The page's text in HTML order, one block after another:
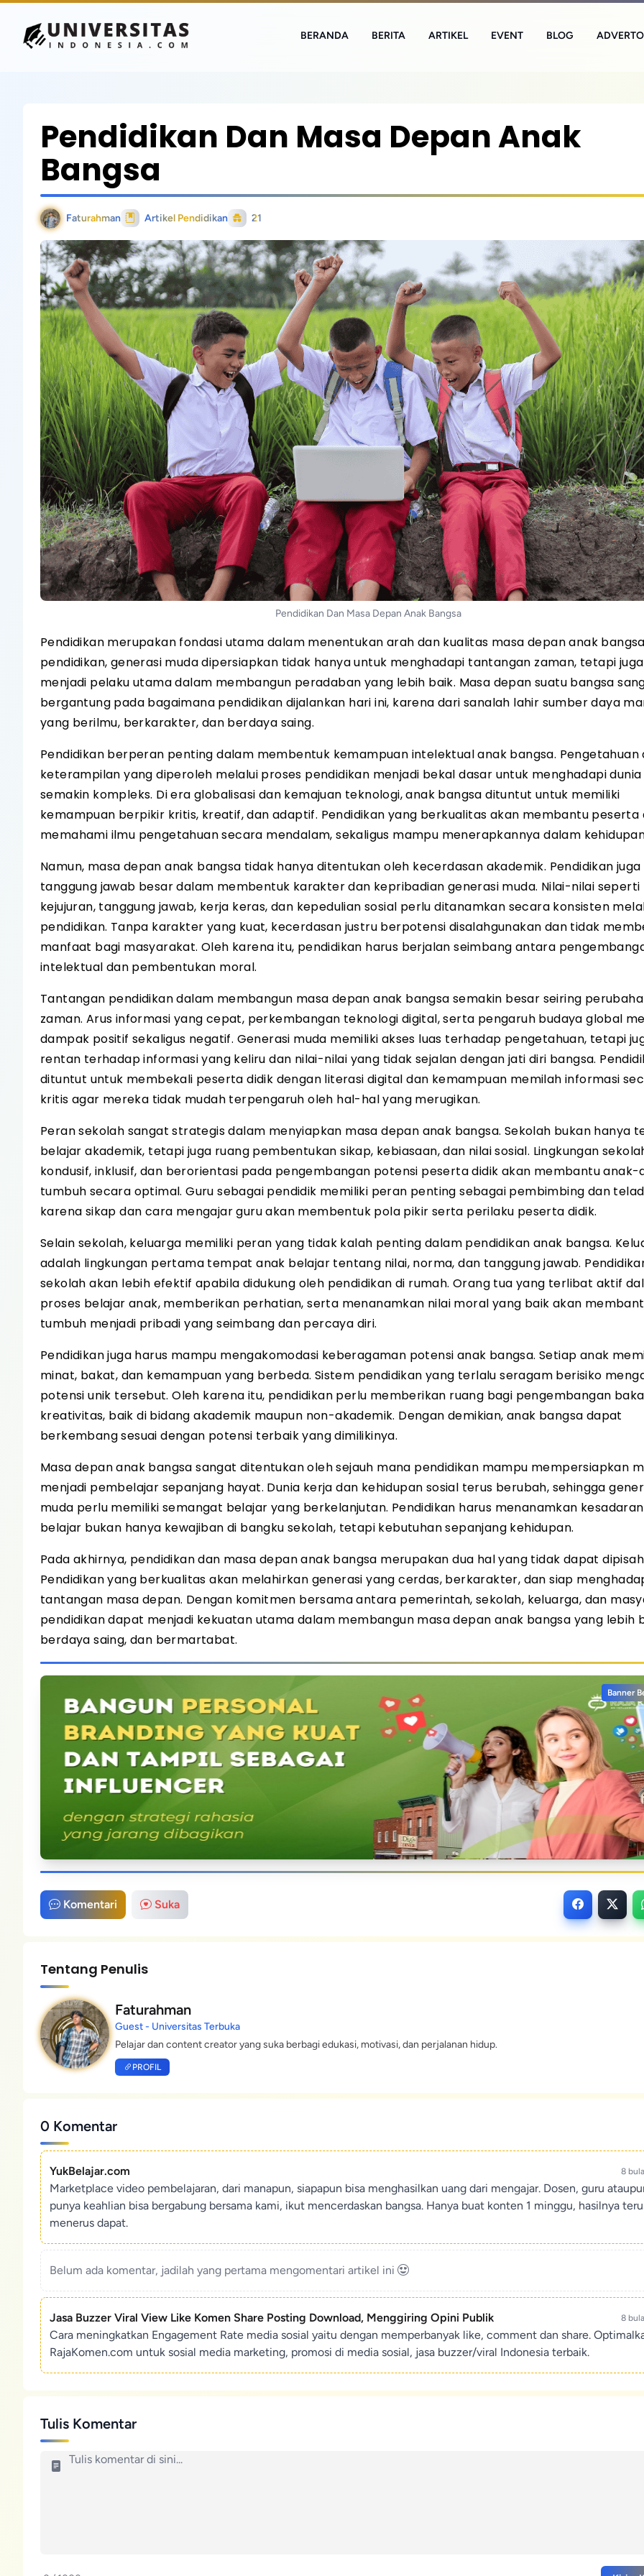
BERANDA BERITA ARTIKEL EVENT BLOG
Pendidikan Dan Masa Depan Anak
Bangsa
Faturahman Artikel Pendidikan 21
Pendidikan Dan Masa Depan Anak Bangsa
Pendidikan merupakan fondasi utama dalam menentukan arah dan kualitas masa depan anak
pendidikan, generasi muda dipersiapkan tidak hanya untuk menghadapi tantangan zaman, tetapi
menjadi pelaku utama dalam membangun peradaban yang lebih baik. Masa depan suatu bangsa
bergantung pada bagaimana pendidikan dijalankan hari ini, karena dari sanalah lahir sumber daya
yang berilmu, berkarakter, dan berdaya saing.
Pendidikan berperan penting dalam membentuk kemampuan intelektual anak bangsa. Pengetahuan
keterampilan yang diperoleh melalui proses pendidikan menjadi bekal dasar untuk menghadapi
semakin kompleks. Di era globalisasi dan kemajuan teknologi, anak bangsa dituntut untuk memiliki
kemampuan berpikir kritis, kreatif, dan adaptif. Pendidikan yang berkualitas akan membantu peserta
memahami ilmu pengetahuan secara mendalam, sekaligus mampu menerapkannya dalam
Namun, masa depan anak bangsa tidak hanya ditentukan oleh kecerdasan akademik. Pendidikan
tanggung jawab besar dalam membentuk karakter dan kepribadian generasi muda. Nilai-nilai seperti
kejujuran, tanggung jawab, kerja keras, dan kepedulian sosial perlu ditanamkan secara konsisten
pendidikan. Tanpa karakter yang kuat, kecerdasan justru berpotensi disalahgunakan dan tidak
manfaat bagi masyarakat. Oleh karena itu, pendidikan harus berjalan seimbang antara
intelektual dan pembentukan moral.
Tantangan pendidikan dalam membangun masa depan anak bangsa semakin besar seiring
zaman. Arus informasi yang cepat, perkembangan teknologi digital, serta pengaruh budaya global
dampak positif sekaligus negatif. Generasi muda memiliki akses luas terhadap pengetahuan, tetapi
rentan terhadap informasi yang keliru dan nilai-nilai yang tidak sejalan dengan jati diri bangsa.
dituntut untuk membekali peserta didik dengan literasi digital dan kemampuan memilah informasi
kritis agar mereka tidak mudah terpengaruh oleh hal-hal yang merugikan.
Peran sekolah sangat strategis dalam menyiapkan masa depan anak bangsa. Sekolah bukan hanya
belajar akademik, tetapi juga ruang pembentukan sikap, kebiasaan, dan nilai sosial. Lingkungan
kondusif, inklusif, dan berorientasi pada pengembangan potensi peserta didik akan membantu anak-
tumbuh secara optimal. Guru sebagai pendidik memiliki peran penting sebagai pembimbing dan
karena sikap dan cara mengajar guru akan membentuk pola pikir serta perilaku peserta didik.
Selain sekolah, keluarga memiliki peran yang tidak kalah penting dalam pendidikan anak bangsa.
adalah lingkungan pertama tempat anak belajar tentang nilai, norma, dan tanggung jawab.
sekolah akan lebih efektif apabila didukung oleh pendidikan di rumah. Orang tua yang terlibat aktif
proses belajar anak, memberikan perhatian, serta menanamkan nilai moral yang baik akan
tumbuh menjadi pribadi yang seimbang dan percaya diri.
Pendidikan juga harus mampu mengakomodasi keberagaman potensi anak bangsa. Setiap anak
minat, bakat, dan kemampuan yang berbeda. Sistem pendidikan yang terlalu seragam berisiko
potensi unik tersebut. Oleh karena itu, pendidikan perlu memberikan ruang bagi pengembangan
kreativitas, baik di bidang akademik maupun non-akademik. Dengan demikian, anak bangsa dapat
berkembang sesuai dengan potensi terbaik yang dimilikinya.
Masa depan anak bangsa sangat ditentukan oleh sejauh mana pendidikan mampu mempersiapkan
menjadi pembelajar sepanjang hayat. Dunia kerja dan kehidupan sosial terus berubah, sehingga
muda perlu memiliki semangat belajar yang berkelanjutan. Pendidikan harus menanamkan
belajar bukan hanya kewajiban di bangku sekolah, tetapi kebutuhan sepanjang kehidupan.
Pada akhirnya, pendidikan dan masa depan anak bangsa merupakan dua hal yang tidak dapat
Pendidikan yang berkualitas akan melahirkan generasi yang cerdas, berkarakter, dan siap
tantangan masa depan. Dengan komitmen bersama antara pemerintah, sekolah, keluarga, dan
pendidikan dapat menjadi kekuatan utama dalam membangun masa depan anak bangsa yang lebih
berdaya saing, dan bermartabat.
Banner
Komentari Suka
Tentang Penulis
Faturahman
Guest - Universitas Terbuka
Pelajar dan content creator yang suka berbagi edukasi, motivasi, dan perjalanan hidup.
PROFIL
0 Komentar
YukBelajar.com 8
Marketplace video pembelajaran, dari manapun, siapapun bisa menghasilkan uang dari mengajar. Dosen, guru
punya keahlian bisa bergabung bersama kami, ikut mencerdaskan bangsa. Hanya buat konten 1 minggu, hasilnya
menerus dapat.
Belum ada komentar, jadilah yang pertama mengomentari artikel ini
Jasa Buzzer Viral View Like Komen Share Posting Download, Menggiring Opini Publik 8
Cara meningkatkan Engagement Rate media sosial yaitu dengan memperbanyak like, comment dan share.
RajaKomen.com untuk sosial media marketing, promosi di media sosial, jasa buzzer/viral Indonesia terbaik.
Tulis Komentar